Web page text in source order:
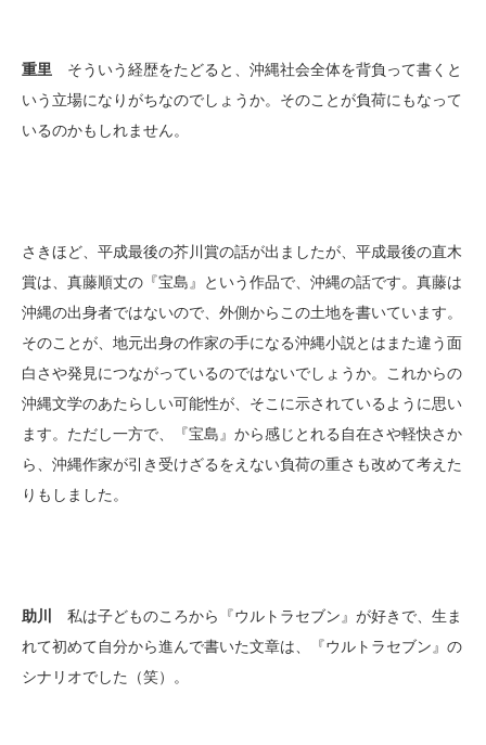
重里 そういう経歴をたどると、沖縄社会全体を背負って書くと
いう立場になりがちなのでしょうか。そのことが負荷にもなって
いるのかもしれません。
さきほど、平成最後の芥川賞の話が出ましたが、平成最後の直木
賞は、真藤順丈の『宝島』という作品で、沖縄の話です。真藤は
沖縄の出身者ではないので、外側からこの土地を書いています。
そのことが、地元出身の作家の手になる沖縄小説とはまた違う面
白さや発見につながっているのではないでしょうか。これからの
沖縄文学のあたらしい可能性が、そこに示されているように思い
ます。ただし一方で、『宝島』から感じとれる自在さや軽快さか
ら、沖縄作家が引き受けざるをえない負荷の重さも改めて考えた
りもしました。
助川
私は子どものころから『ウルトラセブン』が好きで、生ま
れて初めて自分から進んで書いた文章は、『ウルトラセブン』の
シナリオでした（笑）。